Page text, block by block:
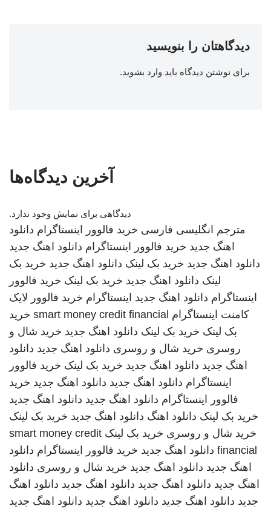
دیدگاهتان را بنویسید
برای نوشتن دیدگاه باید وارد بشوید.
آخرین دیدگاه‌ها
دیدگاهی برای نمایش وجود ندارد.
مترجم انگلیسی فارسی خرید فالوور اینستاگرام دانلود
اهنگ جدید خرید فالوور اینستاگرام دانلود اهنگ جدید
دانلود اهنگ جدید خرید بک لینک دانلود اهنگ جدید خرید بک
لینک دانلود اهنگ جدید خرید بک لینک خرید فالوور
اینستاگرام دانلود اهنگ جدید اینستاگرام خرید فالوور لایک
کامنت اینستاگرام smart money credit financial خرید
بک لینک خرید بک لینک دانلود اهنگ جدید خرید شال و
روسری خرید شال و روسری دانلود اهنگ جدید دانلود
اهنگ جدید دانلود اهنگ جدید خرید بک لینک خرید فالوور
اینستاگرام دانلود اهنگ جدید دانلود اهنگ جدید خرید
فالوور اینستاگرام دانلود اهنگ جدید دانلود اهنگ جدید
خرید بک لینک دانلود اهنگ دانلود اهنگ جدید خرید بک لینک
خرید شال و روسری خرید بک لینک smart money credit
financial دانلود اهنگ جدید خرید فالوور اینستاگرام دانلود
اهنگ جدید دانلود اهنگ جدید خرید شال و روسری دانلود
اهنگ جدید دانلود اهنگ جدید دانلود اهنگ جدید دانلود اهنگ
جدید دانلود اهنگ جدید دانلود اهنگ جدید دانلود اهنگ جدید